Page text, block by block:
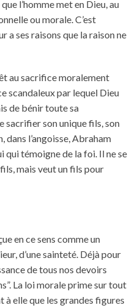
l’homme met en Dieu, au
ou morale. C’est
a ses raisons que la raison ne
au sacrifice moralement
scandaleux par lequel Dieu
de bénir toute sa
sacrifier son unique fils, son
l’angoisse, Abraham
qui témoigne de la foi. Il ne se
mais veut un fils pour
en ce sens comme un
d’une sainteté. Déjà pour
de tous nos devoirs
La loi morale prime sur tout
à elle que les grandes figures